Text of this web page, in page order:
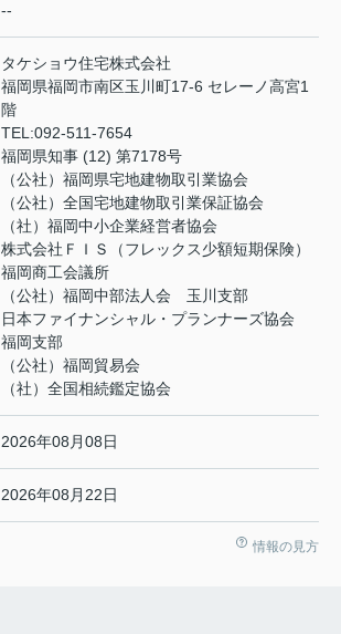
--
タケショウ住宅株式会社
福岡県福岡市南区玉川町17-6 セレーノ高宮1
階
TEL:092-511-7654
福岡県知事 (12) 第7178号
（公社）福岡県宅地建物取引業協会
（公社）全国宅地建物取引業保証協会
（社）福岡中小企業経営者協会
株式会社ＦＩＳ（フレックス少額短期保険）
福岡商工会議所
（公社）福岡中部法人会 玉川支部
日本ファイナンシャル・プランナーズ協会
福岡支部
（公社）福岡貿易会
（社）全国相続鑑定協会
2026年08月08日
2026年08月22日
情報の見方